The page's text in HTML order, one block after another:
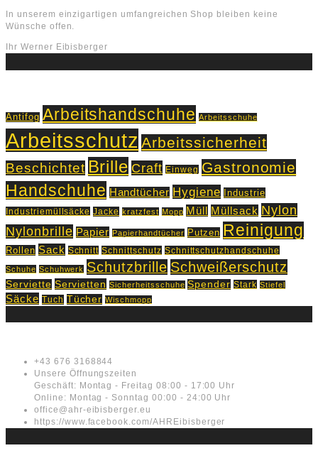
In unserem einzigartigen umfangreichen Shop bleiben keine
Wünsche offen.
Ihr Werner Eibisberger
Antifog Arbeitshandschuhe Arbeitsschuhe
Arbeitsschutz Arbeitssicherheit
Beschichtet Brille Craft Einweg Gastronomie
Handschuhe Handtücher Hygiene Industrie
Industriemüllsäcke Jacke kratzfest Mopp Müll Müllsack Nylon
Nylonbrille Papier Papierhandtücher Putzen Reinigung
Rollen Sack Schnitt Schnittschutz Schnittschutzhandschuhe
Schuhe Schuhwerk Schutzbrille Schweißerschutz
Serviette Servietten Sicherheitsschuhe Spender Stark Stiefel
Säcke Tuch Tücher Wischmopp
+43 676 3168844
Unsere Öffnungszeiten
Geschäft: Montag - Freitag 08:00 - 17:00 Uhr
Online: Montag - Sonntag 00:00 - 24:00 Uhr
office@ahr-eibisberger.eu
https://www.facebook.com/AHREibisberger